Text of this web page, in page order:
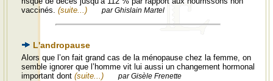
vaccinés. (suite...) par Ghislain Martel
L'andropause
Alors que l’on fait grand cas de la ménopause chez la femme, on
semble ignorer que l’homme vit lui aussi un changement hormonal
important dont (suite...) par Gisèle Frenette